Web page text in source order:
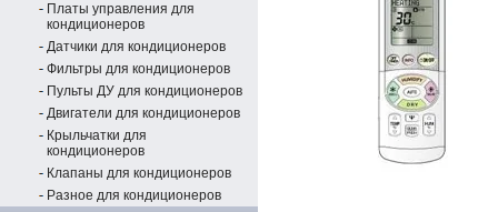
Платы управления для
кондиционеров
Датчики для кондиционеров
Фильтры для кондиционеров
Пульты ДУ для кондиционеров
Двигатели для кондиционеров
Крыльчатки для
кондиционеров
Клапаны для кондиционеров
Разное для кондиционеров